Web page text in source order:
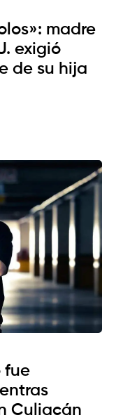
madre
exigió
de su hija
fue
Culiacán